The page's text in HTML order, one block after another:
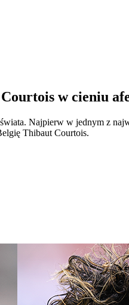
w cieniu
Najpierw w jednym z
Thibaut Courtois.